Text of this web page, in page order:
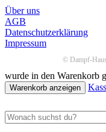
Über uns
AGB
Datenschutzerklärung
Impressum
© Dampf-
wurde in den Warenkorb
Warenkorb anzeigen